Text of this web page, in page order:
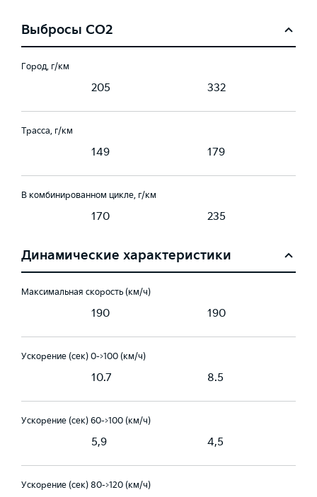
Выбросы CO2
Город, г/км
205 332
Трасса, г/км
149 179
В комбинированном цикле, г/км
170 235
Динамические характеристики
Максимальная скорость (км/ч)
190 190
Ускорение (сек) 0->100 (км/ч)
10.7 8.5
Ускорение (сек) 60->100 (км/ч)
5,9 4,5
Ускорение (сек) 80->120 (км/ч)